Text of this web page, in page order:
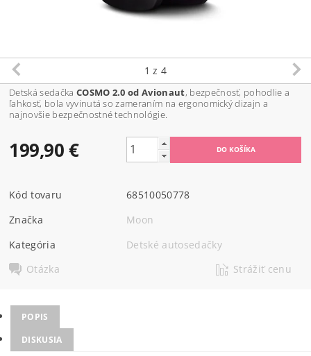
1 z 4
Detská sedačka COSMO 2.0 od Avionaut, bezpečnosť, pohodlie a
ľahkosť, bola vyvinutá so zameraním na ergonomický dizajn a
najnovšie bezpečnostné technológie.
199,90 €
Kód tovaru
68510050778
Značka
Moon
Kategória
Detské autosedačky
Otázka
Strážiť cenu
POPIS
DISKUSIA